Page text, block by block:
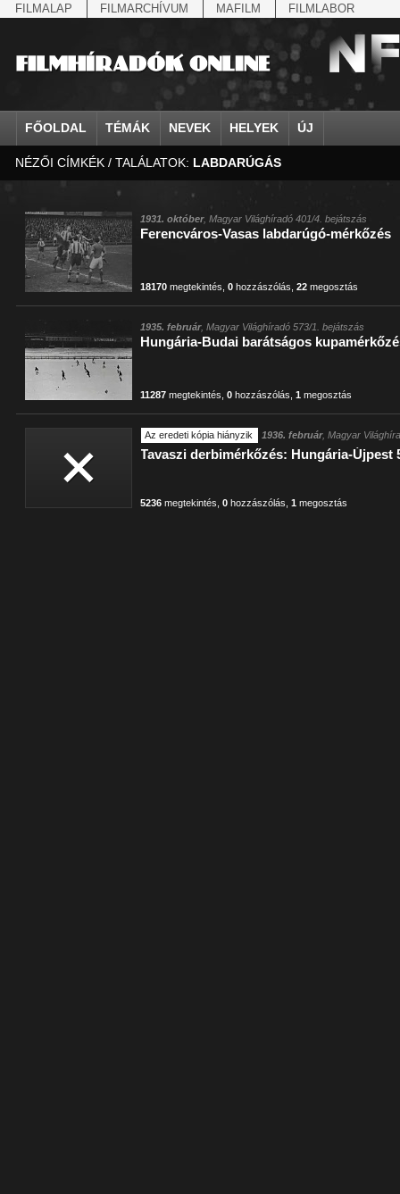
FILMALAP FILMARCHÍVUM MAFILM FILMLABOR
FŐOLDAL TÉMÁK NEVEK HELYEK ÚJ
agrárium
államfő
államosítás
Állatkert
állatvilág
amerikai magyarok
Anschluss
antant
antant
április 4.
arisztokrácia
IV. Béla, magyar királ...
Aarons-Hughes, Ruth
Abe Nobuyuki
Aczél György
Aczél Ilona
Ádám Zoltán
Ady Endre
Agárdi Gábor
Ágotai Géza, dr.
Aimone savoya-
Albert Ferenc
Albert Ferenc
Aarau
Abapuszta
Abony
Ácsteszér
Addisz-Abeba
Adony
Adua
Afrika
Alag
Albánia
NÉZŐI CÍMKÉK / TALÁLATOK: LABDARÚGÁS
1931. október, Magyar Világhíradó 401/4. bejátszás
Ferencváros-Vasas labdarúgó-mérkőzés
18170 megtekintés ,0 hozzászólás ,22 megosztás
1935. február, Magyar Világhíradó 573/1. bejátszás
Hungária-Budai barátságos
11287 megtekintés ,0 hozzászólás ,1 megosztás
Az eredeti kópia hiányzik 1936. február, Magyar
Tavaszi derbimérkőzés: Hungária-Újpest
5236 megtekintés ,0 hozzászólás ,1 megosztás